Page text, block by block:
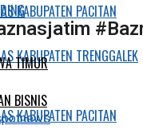
KABUPATEN PACITAN
KABUPATEN TRENGGALEK
BISNIS
TIMUR
KABUPATEN PACITAN